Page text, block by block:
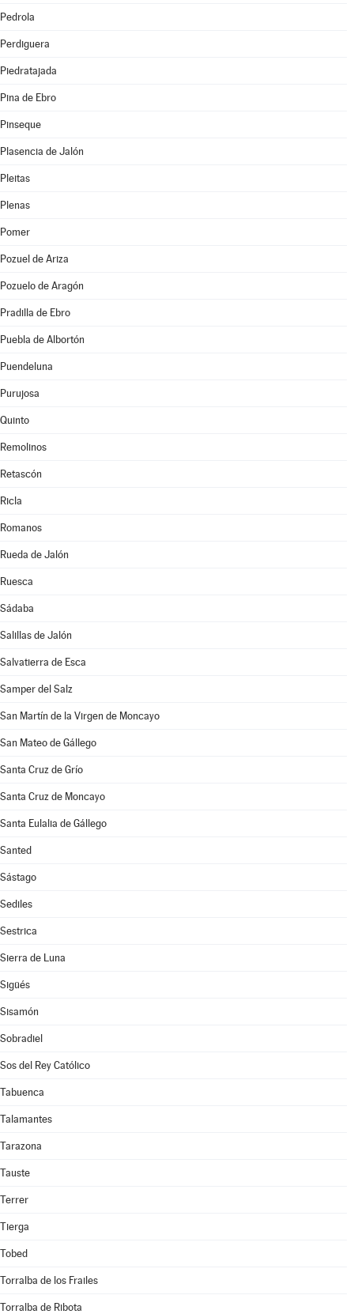
Pedrola
Perdiguera
Piedratajada
Pina de Ebro
Pinseque
Plasencia de Jalón
Pleitas
Plenas
Pomer
Pozuel de Ariza
Pozuelo de Aragón
Pradilla de Ebro
Puebla de Albortón
Puendeluna
Purujosa
Quinto
Remolinos
Retascón
Ricla
Romanos
Rueda de Jalón
Ruesca
Sádaba
Salillas de Jalón
Salvatierra de Esca
Samper del Salz
San Martín de la Virgen de Moncayo
San Mateo de Gállego
Santa Cruz de Grío
Santa Cruz de Moncayo
Santa Eulalia de Gállego
Santed
Sástago
Sediles
Sestrica
Sierra de Luna
Sigüés
Sisamón
Sobradiel
Sos del Rey Católico
Tabuenca
Talamantes
Tarazona
Tauste
Terrer
Tierga
Tobed
Torralba de los Frailes
Torralba de Ribota